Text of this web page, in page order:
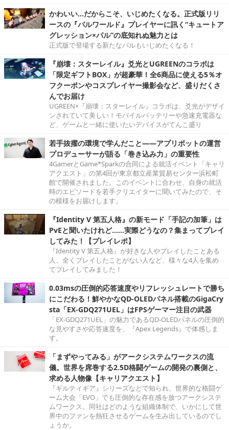
かわいい…だからこそ、いじめたくなる。正式版リリ
ースの『パルワールド』プレイヤーに訊く“キュートア
グレッション×パル”の底知れぬ魅力とは
正式版で登場する新たなパルもいじめたくなる！
『崩壊：スターレイル』爻光とUGREENのコラボは
「限定ギフトBOX」が超豪華！全6商品に使える5％オ
フクーポンやコスプレイヤー撮影会など、盛りだくさ
んでお届け
UGREEN×『崩壊：スターレイル』コラボは、爻光がデザイ
ンされていて美しい！モバイルバッテリーや急速充電器な
ど、ゲームと一緒に使いたいデバイスがてんこ盛り
若手抜擢の環境で学んだこと――アプリボットの運営
プロデューサーが語る「巻き込み力」の重要性
4GamerとGame*Sparkの合同による就活イベント「キャリ
アクエスト」の第4回が東京都立産業貿易センター浜松町
館で開催されました。このイベントに合わせ、自身の就活
時のエピソードを若手クリエイターに聞いてみたので、そ
の模様をお届けします。
『Identity V 第五人格』の新モード「手記の加筆」は
PvEと聞いたけれど……実際どうなの？集まってプレイ
してみた！【プレイレポ】
『Identity V 第五人格』が好きな人やプレイしたことある
人、全くプレイしたことがない人など、様々な4人を集め
てプレイしてみました！
0.03msの圧倒的応答速度やリフレッシュレートで勝ち
にこだわる！鮮やかなQD-OLEDパネル搭載のGigaCry
sta「EX-GDQ271UEL」はFPSゲーマー注目の武器
「EX-GDQ271UEL」の魅力であるQD-OLEDパネルの圧倒的
な見やすさや応答速度を、『Apex Legends』で体感しま
す。
「まずやってみる」がアークシステムワークスの流
儀。世界を席巻する2.5D格闘ゲームの開発の裏側と、
求める人物像【キャリアクエスト】
『ギルティギア』シリーズなどで知られ、世界的な格闘ゲ
ーム大会「EVO」でも圧倒的な存在感を放つアークシステ
ムワークス。同社はどのような組織体制で、いかにして世
界中のファンを熱狂させるゲームを生み出しているのでし
ょうか。